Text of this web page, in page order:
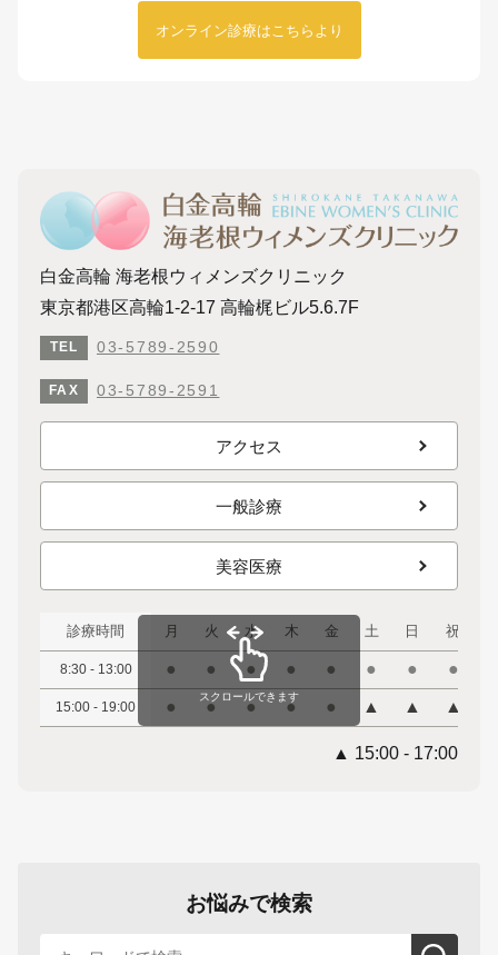
オンライン診療はこちらより
白金高輪 海老根ウィメンズクリニック
東京都港区高輪1-2-17 高輪梶ビル5.6.7F
TEL 03-5789-2590
FAX 03-5789-2591
アクセス
一般診療
美容医療
診療時間 月 火 水 木 金 土 日 祝
8:30 - 13:00 ● ● ● ● ● ● ● ●
15:00 - 19:00 ● ● ● ● ● ▲ ▲ ▲
スクロールできます
▲ 15:00 - 17:00
お悩みで検索